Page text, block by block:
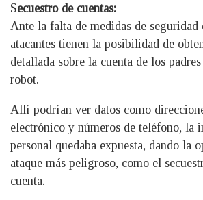
Secuestro de cuentas:
Ante la falta de medidas de
atacantes tienen la posibilidad de
detallada sobre la cuenta de los
robot.
Allí podrían ver datos como
electrónico y números de teléfono, la
personal quedaba expuesta, dando la
ataque más peligroso, como el
cuenta.